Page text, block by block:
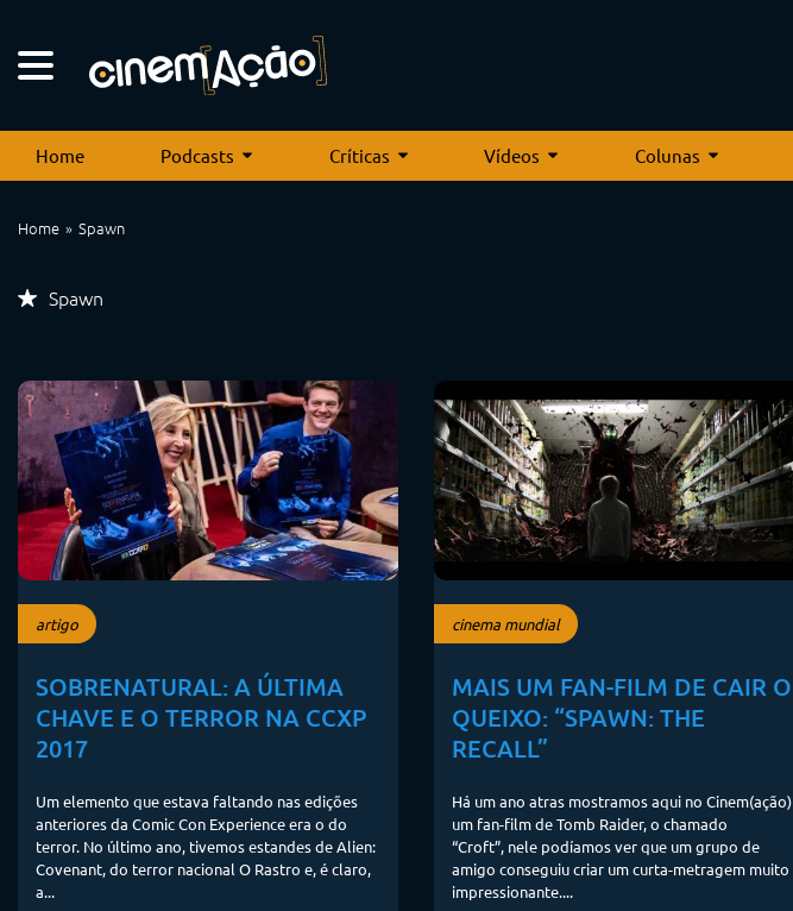
Home Podcasts Críticas Vídeos Colunas
Home Spawn
Spawn
artigo
SOBRENATURAL: A ÚLTIMA
CHAVE E O TERROR NA CCXP
2017
Um elemento que estava faltando nas edições
anteriores da Comic Con Experience era o do
terror. No último ano, tivemos estandes de Alien:
Covenant, do terror nacional O Rastro e, é claro,
a...
cinema mundial
MAIS UM FAN-FILM DE CAIR O
QUEIXO: “SPAWN: THE
RECALL”
Há um ano atras mostramos aqui no Cinem(ação)
um fan-film de Tomb Raider, o chamado
“Croft”, nele podíamos ver que um grupo de
amigo conseguiu criar um curta-metragem muito
impressionante....